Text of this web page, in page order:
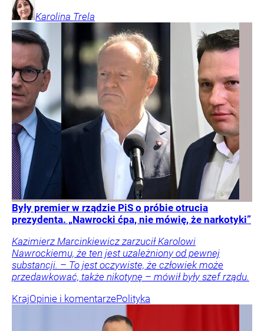
Karolina Trela
Były premier w rządzie PiS o próbie otrucia
prezydenta. „Nawrocki ćpa, nie mówię, że narkotyki”
Kazimierz Marcinkiewicz zarzucił Karolowi
Nawrockiemu, że ten jest uzależniony od pewnej
substancji. – To jest oczywiste, że człowiek może
przedawkować, także nikotynę – mówił były szef rządu.
KrajOpinie i komentarzePolityka